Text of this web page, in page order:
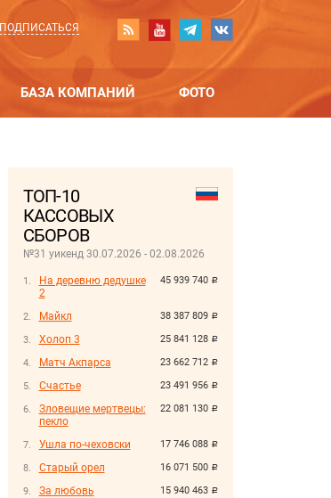
ПОДПИСАТЬСЯ
БАЗА КОМПАНИЙ ФОТО
ТОП-10
КАССОВЫХ
СБОРОВ
№31 уикенд 30.07.2026 - 02.08.2026
45 939 740 руб.
На деревню дедушке
2
38 387 809 руб.
Майкл
25 841 128 руб.
Холоп 3
23 662 712 руб.
Матч Акпарса
23 491 956 руб.
Счастье
22 081 130 руб.
Зловещие мертвецы:
пекло
17 746 088 руб.
Ушла по-чеховски
16 071 500 руб.
Старый орел
15 940 463 руб.
За любовь